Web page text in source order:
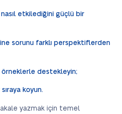
etkilediğini güçlü bir
sorunu farklı perspektiflerden
örneklerle destekleyin;
koyun.
yazmak için temel